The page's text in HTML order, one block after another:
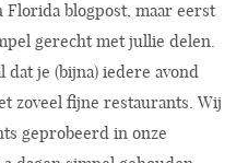
Florida blogpost, maar eerst
gerecht met jullie delen.
dat je (bijna) iedere avond
zoveel fijne restaurants. Wij
geprobeerd in onze